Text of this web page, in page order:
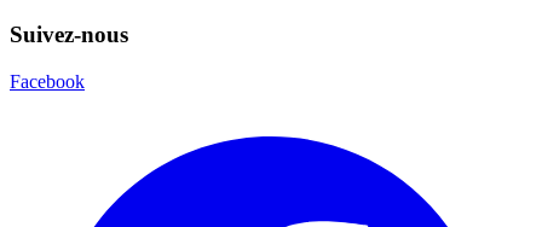
Suivez-nous
Facebook